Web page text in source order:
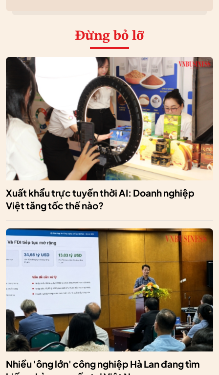
Đừng bỏ lỡ
Xuất khẩu trực tuyến thời AI: Doanh nghiệp
Việt tăng tốc thế nào?
Nhiều 'ông lớn' công nghiệp Hà Lan đang tìm